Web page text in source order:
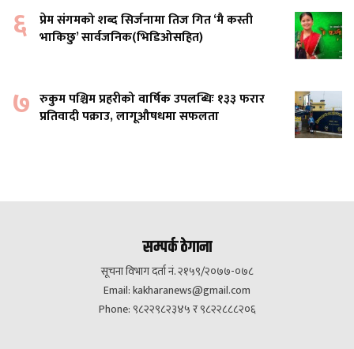
६ प्रेम संगमको शब्द सिर्जनामा तिज गित ‘मै कस्ती
भाकिछु’ सार्वजनिक(भिडिओसहित)
७ रुकुम पश्चिम प्रहरीको वार्षिक उपलब्धिः १३३ फरार
प्रतिवादी पक्राउ, लागूऔषधमा सफलता
सम्पर्क ठेगाना
सूचना विभाग दर्ता नं. २१५९/२०७७-०७८
Email:kakharanews@gmail.com
Phone: ९८२२९८२३४५ र ९८२२८८८२०६